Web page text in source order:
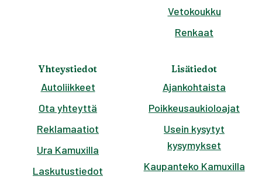
Vetokoukku
Renkaat
Yhteystiedot
Autoliikkeet
Ota yhteyttä
Reklamaatiot
Ura Kamuxilla
Laskutustiedot
Lisätiedot
Ajankohtaista
Poikkeusaukioloajat
Usein kysytyt
kysymykset
Kaupanteko Kamuxilla